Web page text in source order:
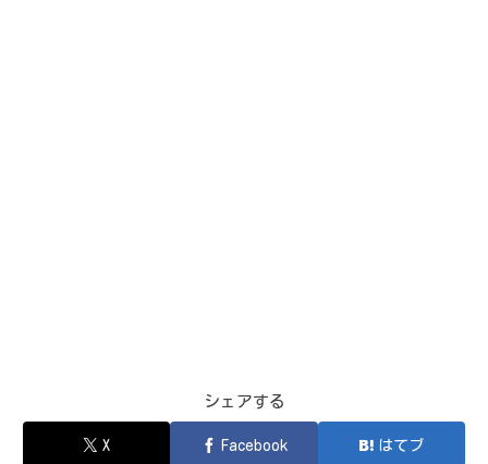
シェアする
X Facebook はてブ